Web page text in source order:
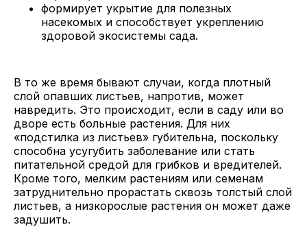
формирует укрытие для полезных
насекомых и способствует укреплению
здоровой экосистемы сада.
В то же время бывают случаи, когда плотный
слой опавших листьев, напротив, может
навредить. Это происходит, если в саду или во
дворе есть больные растения. Для них
«подстилка из листьев» губительна, поскольку
способна усугубить заболевание или стать
питательной средой для грибков и вредителей.
Кроме того, мелким растениям или семенам
затруднительно прорастать сквозь толстый слой
листьев, а низкорослые растения он может даже
задушить.